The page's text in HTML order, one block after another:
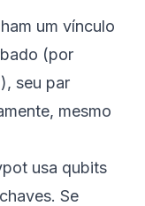
um vínculo
(por
seu par
mesmo
usa qubits
Se